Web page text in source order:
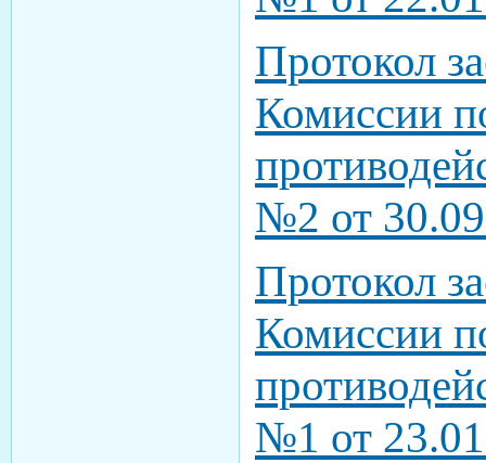
Протокол
Комиссии
№2 от
Протокол
Комиссии
№1 от